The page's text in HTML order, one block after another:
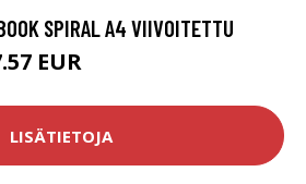
SPIRAL A4 VIIVOITETTU
EUR
LISÄTIETOJA